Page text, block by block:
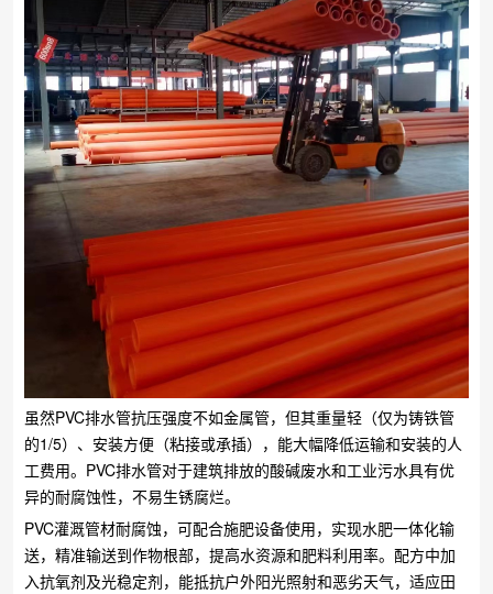
虽然PVC排水管抗压强度不如金属管，但其重量轻（仅为铸铁管
的1/5）、安装方便（粘接或承插），能大幅降低运输和安装的人
工费用。PVC排水管对于建筑排放的酸碱废水和工业污水具有优
异的耐腐蚀性，不易生锈腐烂。
PVC灌溉管材耐腐蚀，可配合施肥设备使用，实现水肥一体化输
送，精准输送到作物根部，提高水资源和肥料利用率。配方中加
入抗氧剂及光稳定剂，能抵抗户外阳光照射和恶劣天气，适应田